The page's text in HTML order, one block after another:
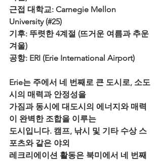
근접 대학교: Carnegie Mellon
University (#25)
기후: 뚜렷한 4계절 (뜨거운 여름과 추운
겨울)
공항: ERI (Erie International Airport)
Erie는 주에서 네 번째로 큰 도시로, 소도
시의 매력과 안정성을
가짐과 동시에 대도시의 에너지와 매력
이 완벽한 조합을 이루는
도시입니다. 캠프, 낚시 및 기타 수상 스
포츠와 같은 야외
레크리에이션 활동은 북미에서 네 번째